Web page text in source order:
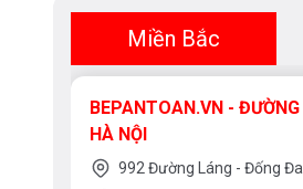
Miền Bắc
BEPANTOAN.VN -
HÀ NỘI
992 Đường Láng - Đống Đa